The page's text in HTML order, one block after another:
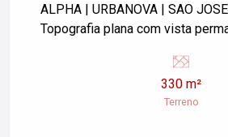
ALPHA | URBANOVA | SAO
Topografia plana com vista
fiação e infraestrutura de dados
conta com um conceito de
330 m²
Terreno